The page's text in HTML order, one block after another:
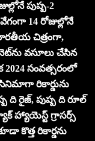
పుష్ప-2
14 రోజుల్లోనే
చిత్రంగా,
వసూలు చేసిన
2024 సంవత్సరంలో
రికార్డును
ది రైజ్‌, పుష్ప ది రూల్‌
హ్యాయెస్ట్‌ గ్రాసర్స్‌
కొత్త రికార్డను